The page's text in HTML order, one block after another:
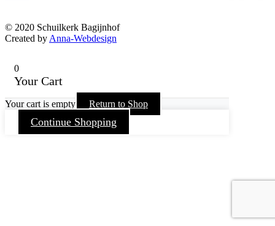
© 2020 Schuilkerk Bagijnhof
Created by Anna-Webdesign
0
Your Cart
Your cart is empty Return to Shop
Continue Shopping